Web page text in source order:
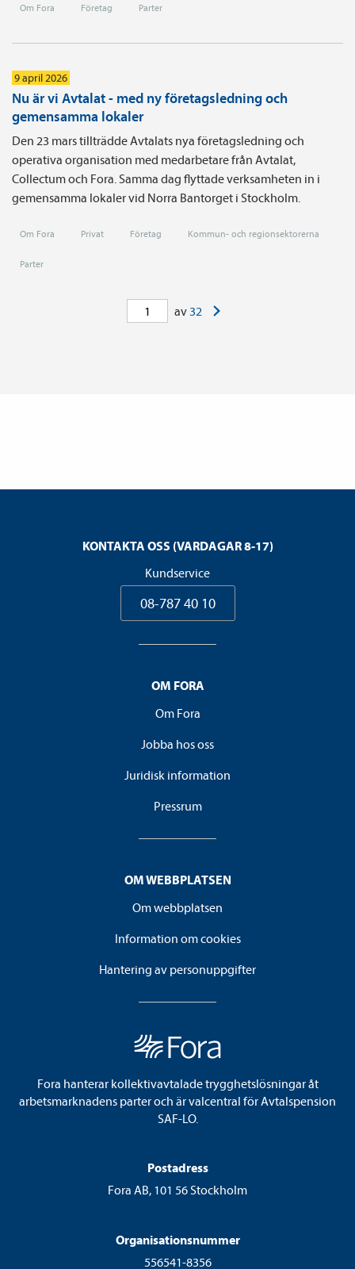
Om Fora Företag Parter
9 april 2026
Nu är vi Avtalat - med ny företagsledning och
gemensamma lokaler
Den 23 mars tillträdde Avtalats nya företagsledning och
operativa organisation med medarbetare från Avtalat,
Collectum och Fora. Samma dag flyttade verksamheten in i
gemensamma lokaler vid Norra Bantorget i Stockholm.
Om Fora Privat Företag Kommun- och regionsektorerna
Parter
av 32
KONTAKTA OSS (VARDAGAR 8-17)
Kundservice
08-787 40 10
OM FORA
Om Fora
Jobba hos oss
Juridisk information
Pressrum
OM WEBBPLATSEN
Om webbplatsen
Information om cookies
Hantering av personuppgifter
Fora hanterar kollektivavtalade trygghetslösningar åt
arbetsmarknadens parter och är valcentral för Avtalspension
SAF-LO.
Postadress
Fora AB, 101 56 Stockholm
Organisationsnummer
556541-8356